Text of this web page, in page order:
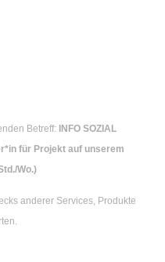
Betreff: INFO SOZIAL
für Projekt auf unserem
Wo.)
anderer Services, Produkte